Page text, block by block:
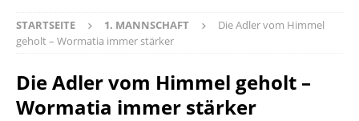
STARTSEITE 1. MANNSCHAFT
Die Adler vom Himmel
geholt – Wormatia immer stärker
Die Adler vom Himmel geholt –
Wormatia immer stärker